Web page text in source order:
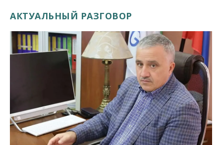
АКТУАЛЬНЫЙ РАЗГОВОР